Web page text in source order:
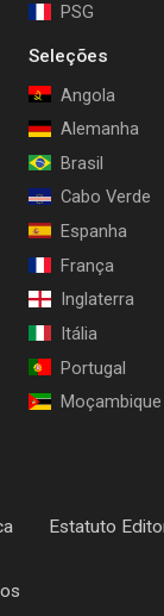
PSG
Seleções
Angola
Alemanha
Brasil
Cabo Verde
Espanha
França
Inglaterra
Itália
Portugal
Moçambique
Estatuto